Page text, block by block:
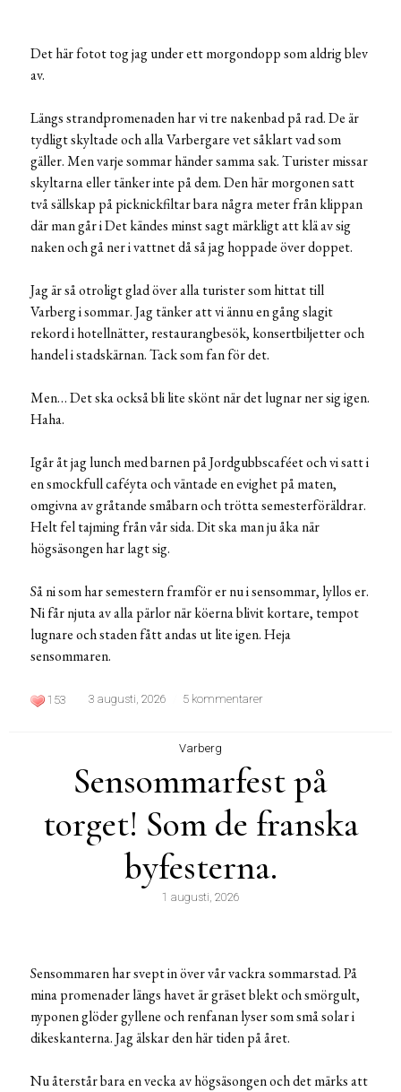
Det här fotot tog jag under ett morgondopp som aldrig blev
av.
Längs strandpromenaden har vi tre nakenbad på rad. De är
tydligt skyltade och alla Varbergare vet såklart vad som
gäller. Men varje sommar händer samma sak. Turister missar
skyltarna eller tänker inte på dem. Den här morgonen satt
två sällskap på picknickfiltar bara några meter från klippan
där man går i Det kändes minst sagt märkligt att klä av sig
naken och gå ner i vattnet då så jag hoppade över doppet.
Jag är så otroligt glad över alla turister som hittat till
Varberg i sommar. Jag tänker att vi ännu en gång slagit
rekord i hotellnätter, restaurangbesök, konsertbiljetter och
handel i stadskärnan. Tack som fan för det.
Men… Det ska också bli lite skönt när det lugnar ner sig igen.
Haha.
Igår åt jag lunch med barnen på Jordgubbscaféet och vi satt i
en smockfull caféyta och väntade en evighet på maten,
omgivna av gråtande småbarn och trötta semesterföräldrar.
Helt fel tajming från vår sida. Dit ska man ju åka när
högsäsongen har lagt sig.
Så ni som har semestern framför er nu i sensommar, lyllos er.
Ni får njuta av alla pärlor när köerna blivit kortare, tempot
lugnare och staden fått andas ut lite igen. Heja
sensommaren.
153 3 augusti, 2026 5 kommentarer
Varberg
Sensommarfest på
torget! Som de franska
byfesterna.
1 augusti, 2026
Sensommaren har svept in över vår vackra sommarstad. På
mina promenader längs havet är gräset blekt och smörgult,
nyponen glöder gyllene och renfanan lyser som små solar i
dikeskanterna. Jag älskar den här tiden på året.
Nu återstår bara en vecka av högsäsongen och det märks att